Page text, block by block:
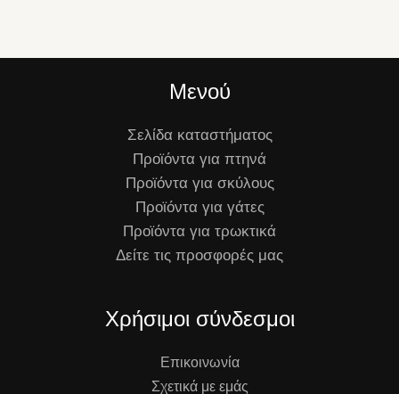
Μενού
Σελίδα καταστήματος
Προϊόντα για πτηνά
Προϊόντα για σκύλους
Προϊόντα για γάτες
Προϊόντα για τρωκτικά
Δείτε τις προσφορές μας
Χρήσιμοι σύνδεσμοι
Επικοινωνία
Σχετικά με εμάς